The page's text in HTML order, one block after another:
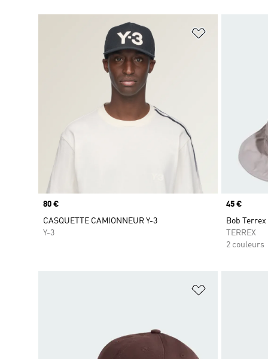
Prix
80 €
CASQUETTE CAMIONNEUR Y-3
Y-3
Prix
45 €
Bob
TERREX
2 couleurs